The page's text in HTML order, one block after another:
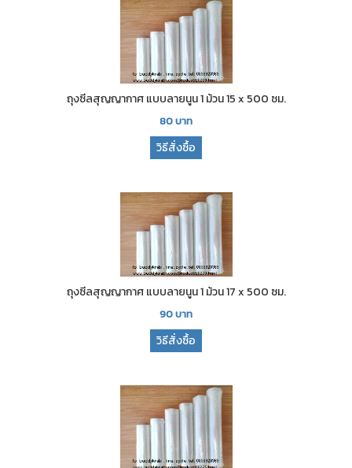
ถุงซีลสุญญากาศ แบบลายนูน 1 ม้วน 15 x 500 ซม.
80บาท
วิธีสั่งซื้อ
ถุงซีลสุญญากาศ แบบลายนูน 1 ม้วน 17 x 500 ซม.
90บาท
วิธีสั่งซื้อ